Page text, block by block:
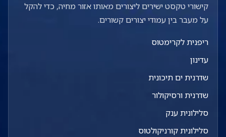
קישורי טקסט ישירים ליצורים מאותו אזור מחיה, כדי להקל
על מעבר בין עמודי יצורים קשורים.
ריפנית לקרימטוס
עדינון
שדרנית ים תיכונית
שדרנית ורסיקולור
סלילונית ענק
סלילונית קורניקולטוס